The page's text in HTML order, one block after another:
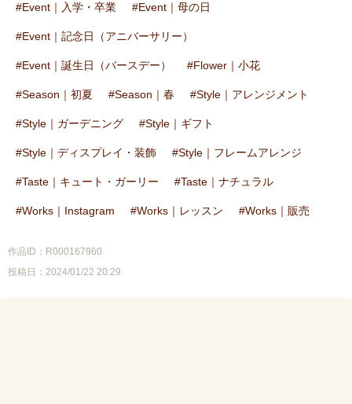
Event｜入学・卒業 Event｜母の日
Event｜記念日（アニバーサリー）
Event｜誕生日（バースデー） Flower｜小花
Season｜初夏 Season｜春 Style｜アレンジメント
Style｜ガーデニング Style｜ギフト
Style｜ディスプレイ・装飾 Style｜フレームアレンジ
Taste｜キュート・ガーリー Taste｜ナチュラル
Works｜Instagram Works｜レッスン Works｜販売
作品ID：R000167960
投稿日：2024/01/22 20:29